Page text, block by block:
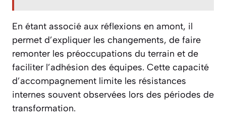
En étant associé aux réflexions en amont, il
permet d’expliquer les changements, de faire
remonter les préoccupations du terrain et de
faciliter l’adhésion des équipes. Cette capacité
d’accompagnement limite les résistances
internes souvent observées lors des périodes de
transformation.